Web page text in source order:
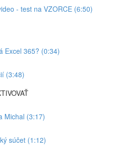
- test na VZORCE (6:50)
Excel 365? (0:34)
(3:48)
Michal (3:17)
súčet (1:12)